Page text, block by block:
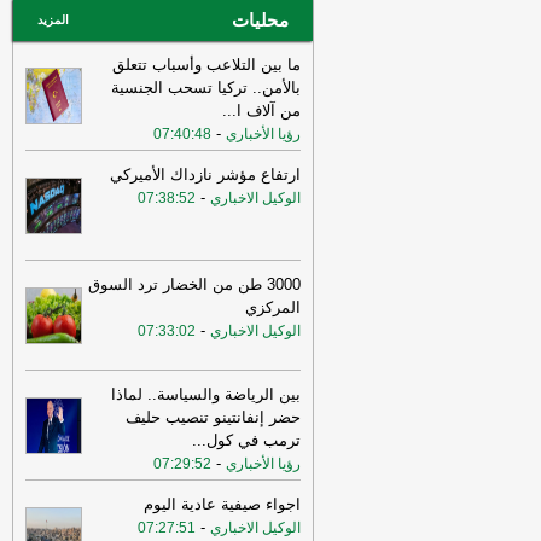
محليات المزيد
ما بين التلاعب وأسباب تتعلق
بالأمن.. تركيا تسحب الجنسية
من آلاف ا...
رؤيا الأخباري -
07:40:48
ارتفاع مؤشر نازداك الأميركي
الوكيل الاخباري -
07:38:52
3000 طن من الخضار ترد السوق
المركزي
الوكيل الاخباري -
07:33:02
بين الرياضة والسياسة.. لماذا
حضر إنفانتينو تنصيب حليف
ترمب في كول...
رؤيا الأخباري -
07:29:52
اجواء صيفية عادية اليوم
الوكيل الاخباري -
07:27:51